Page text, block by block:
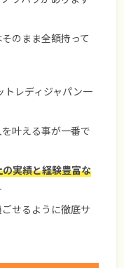
のまま全額持って
トレディジャパン一
叶える事が一番で
実績と経験豊富な
せるように徹底サ